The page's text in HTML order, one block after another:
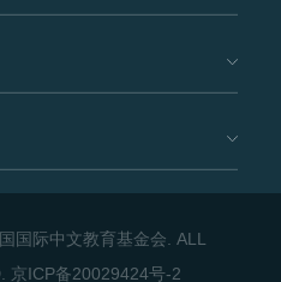
国际中文教育基金会. ALL
京ICP备20029424号-2